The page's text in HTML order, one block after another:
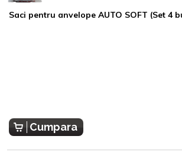
Saci pentru anvelope AUTO SOFT (Set 4
Cumpara